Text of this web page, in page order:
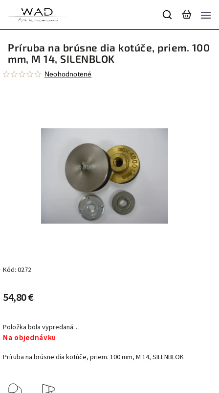
Príruba na brúsne dia kotúče, priem. 100
mm, M 14, SILENBLOK
Neohodnotené
Kód: 0272
54,80 €
Na objednávku
Položka bola vypredaná…
Príruba na brúsne dia kotúče, priem. 100 mm, M 14, SILENBLOK